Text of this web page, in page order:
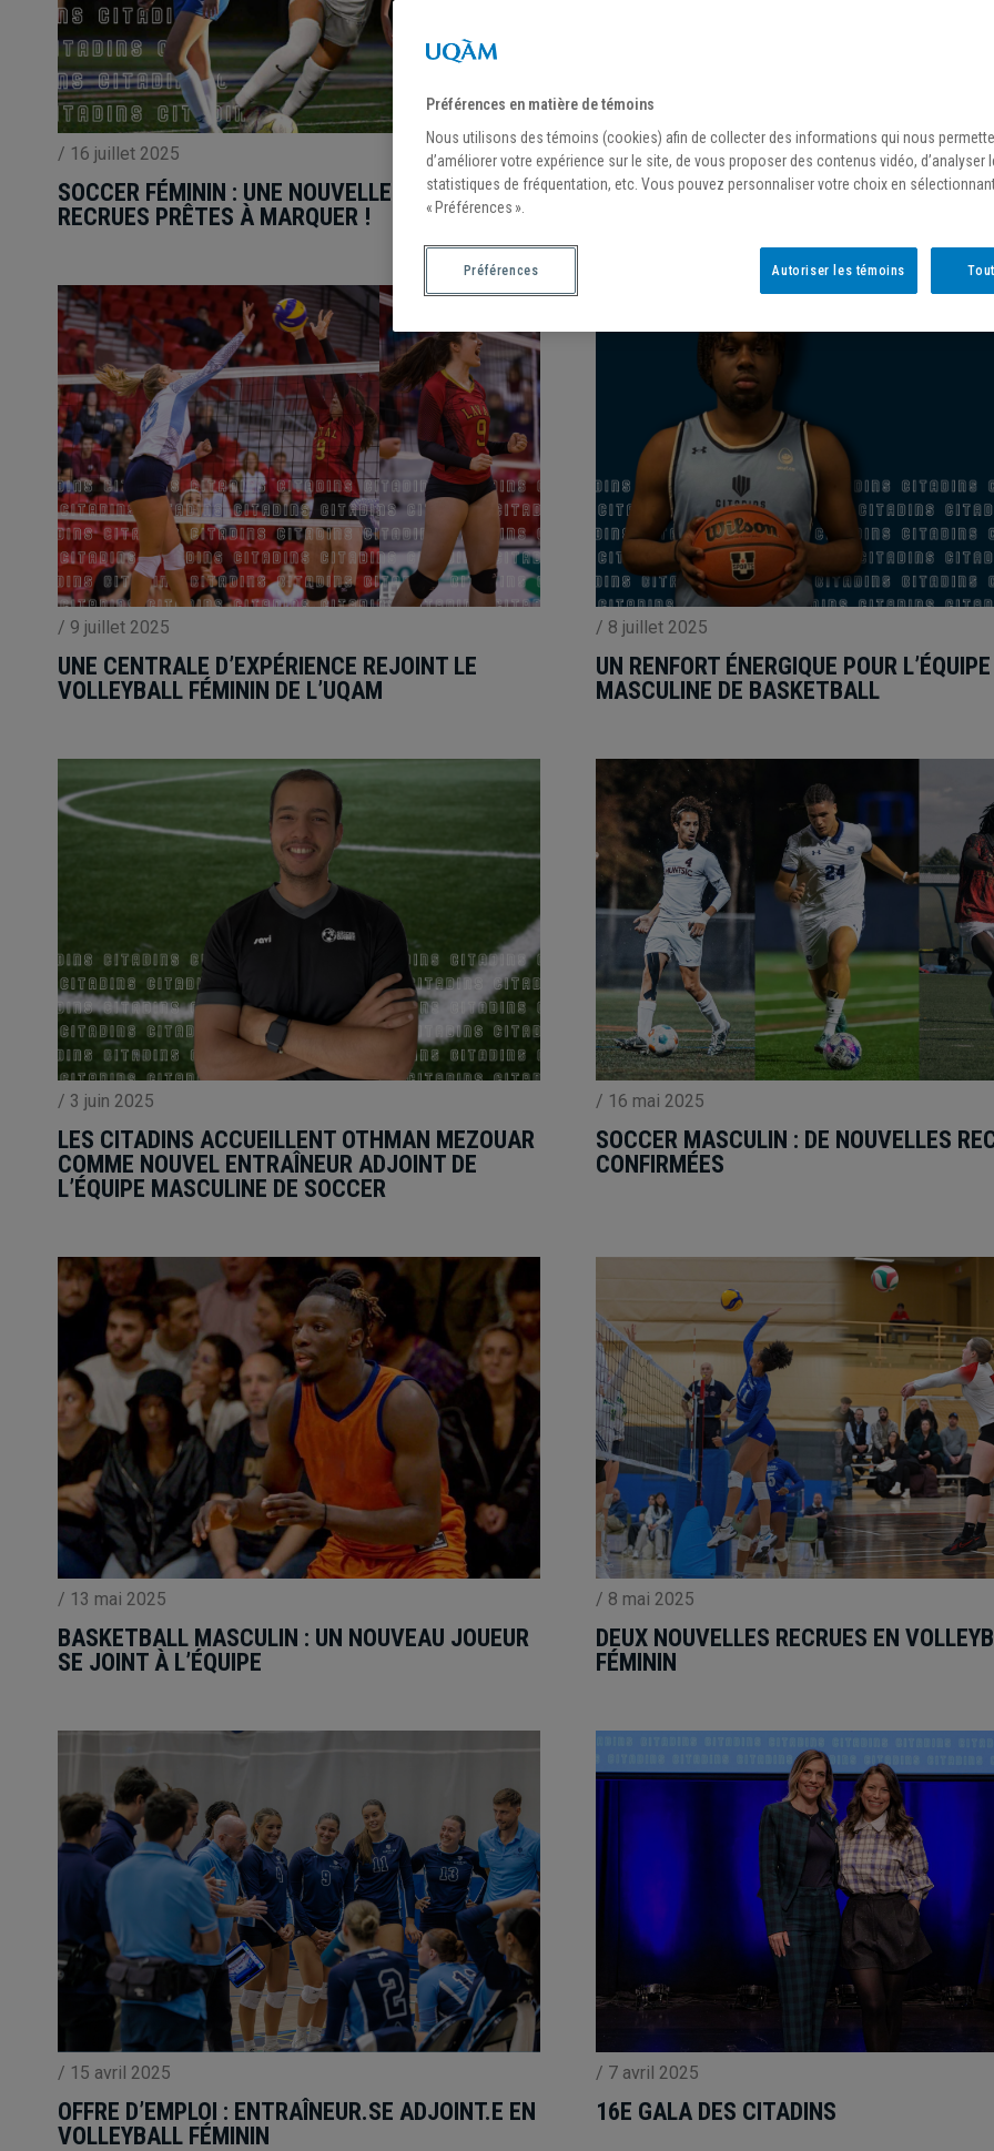
/ 16 juillet 2025
SOCCER FÉMININ : UNE NOUVELLE VAGUE DE
RECRUES PRÊTES À MARQUER !
/10 juillet 2025
DE NOUVELLES RECRUES CONFIRMÉES
/ 9 juillet 2025
UNE CENTRALE D’EXPÉRIENCE REJOINT LE
VOLLEYBALL FÉMININ DE L’UQAM
/ 8 juillet 2025
UN RENFORT ÉNERGIQUE POUR L’ÉQUIPE
MASCULINE DE BASKETBALL
/ 3 juin 2025
LES CITADINS ACCUEILLENT OTHMAN MEZOUAR
COMME NOUVEL ENTRAÎNEUR ADJOINT DE
L’ÉQUIPE MASCULINE DE SOCCER
/ 16 mai 2025
SOCCER MASCULIN : DE NOUVELLES
CONFIRMÉES
/ 13 mai 2025
BASKETBALL MASCULIN : UN NOUVEAU JOUEUR
SE JOINT À L’ÉQUIPE
/ 8 mai 2025
DEUX NOUVELLES RECRUES EN
FÉMININ
/ 15 avril 2025
OFFRE D’EMPLOI : ENTRAÎNEUR.SE ADJOINT.E EN
VOLLEYBALL FÉMININ
/ 7 avril 2025
16E GALA DES CITADINS
Préférences en matière de témoins
Nous utilisons des témoins (cookies) afin de collecter des informations qui nous
d’améliorer votre expérience sur le site, de vous proposer des contenus vidéo, d’analyser
statistiques de fréquentation, etc. Vous pouvez personnaliser votre choix en
« Préférences ».
Autoriser les témoins
Préférences